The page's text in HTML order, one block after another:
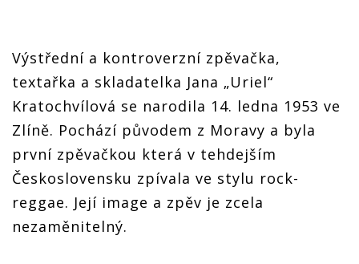
Výstřední a kontroverzní zpěvačka,
textařka a skladatelka Jana „Uriel“
Kratochvílová se narodila 14. ledna 1953 ve
Zlíně. Pochází původem z Moravy a byla
první zpěvačkou která v tehdejším
Československu zpívala ve stylu rock-
reggae. Její image a zpěv je zcela
nezaměnitelný.